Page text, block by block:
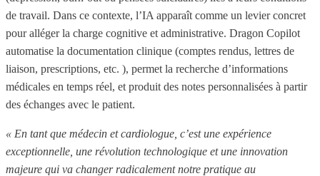
de travail. Dans ce contexte, l’IA apparaît comme un levier concret
pour alléger la charge cognitive et administrative. Dragon Copilot
automatise la documentation clinique (comptes rendus, lettres de
liaison, prescriptions, etc. ), permet la recherche d’informations
médicales en temps réel, et produit des notes personnalisées à partir
des échanges avec le patient.
« En tant que médecin et cardiologue, c’est une expérience
exceptionnelle, une révolution technologique et une innovation
majeure qui va changer radicalement notre pratique au